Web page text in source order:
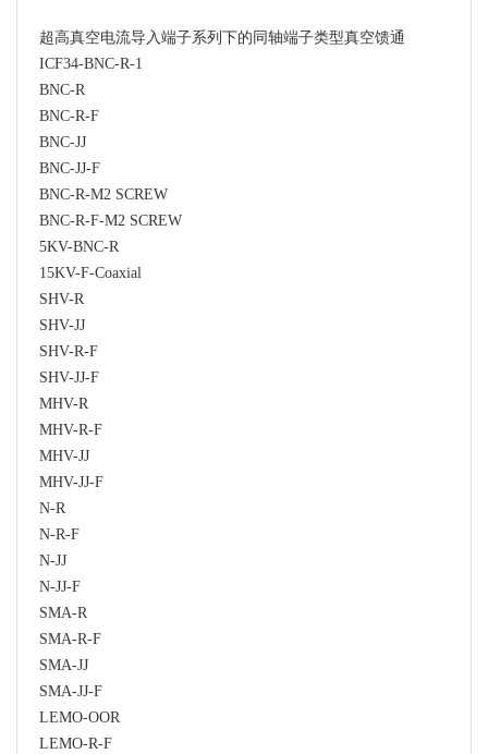
超高真空电流导入端子系列下的同轴端子类型真空馈通
ICF34-BNC-R-1
BNC-R
BNC-R-F
BNC-JJ
BNC-JJ-F
BNC-R-M2 SCREW
BNC-R-F-M2 SCREW
5KV-BNC-R
15KV-F-Coaxial
SHV-R
SHV-JJ
SHV-R-F
SHV-JJ-F
MHV-R
MHV-R-F
MHV-JJ
MHV-JJ-F
N-R
N-R-F
N-JJ
N-JJ-F
SMA-R
SMA-R-F
SMA-JJ
SMA-JJ-F
LEMO-OOR
LEMO-R-F